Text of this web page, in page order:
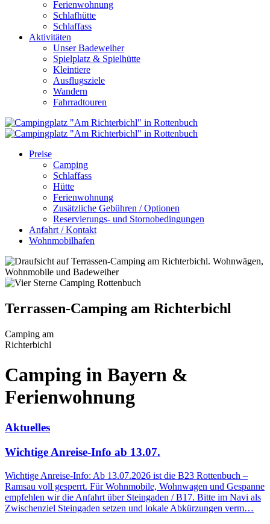
Ferienwohnung
Schlafhütte
Schlaffass
Aktivitäten
Unser Badeweiher
Spielplatz & Spielhütte
Kleintiere
Ausflugsziele
Wandern
Fahrradtouren
Preise
Camping
Schlaffass
Hütte
Ferienwohnung
Zusätzliche Gebühren / Optionen
Reservierungs- und Stornobedingungen
Anfahrt / Kontakt
Wohnmobilhafen
Terrassen-Camping am Richterbichl
Camping am
Richterbichl
Camping in Bayern &
Ferienwohnung
Aktuelles
Wichtige Anreise-Info ab 13.07.
Wichtige Anreise-Info: Ab 13.07.2026 ist die B23 Rottenbuch –
Ramsau voll gesperrt. Für Wohnmobile, Wohnwagen und Gespanne
empfehlen wir die Anfahrt über Steingaden / B17. Bitte im Navi als
Zwischenziel Steingaden setzen und lokale Abkürzungen verm…